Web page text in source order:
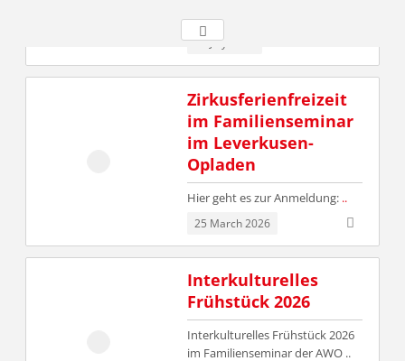
30 July 2026
Zirkusferienfreizeit
im Familienseminar
im Leverkusen-
Opladen
Hier geht es zur Anmeldung:
25 March 2026
Interkulturelles
Frühstück 2026
Interkulturelles Frühstück 2026
im Familienseminar der AWO..